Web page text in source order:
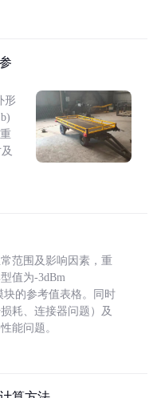
形
范围及影响因素，重
值为-3dBm
块的参考值表格。同时
耗、连接器问题）及
能问题。